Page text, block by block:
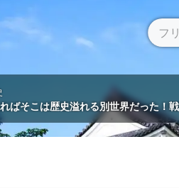
ばそこは歴史溢れる別世界だった！